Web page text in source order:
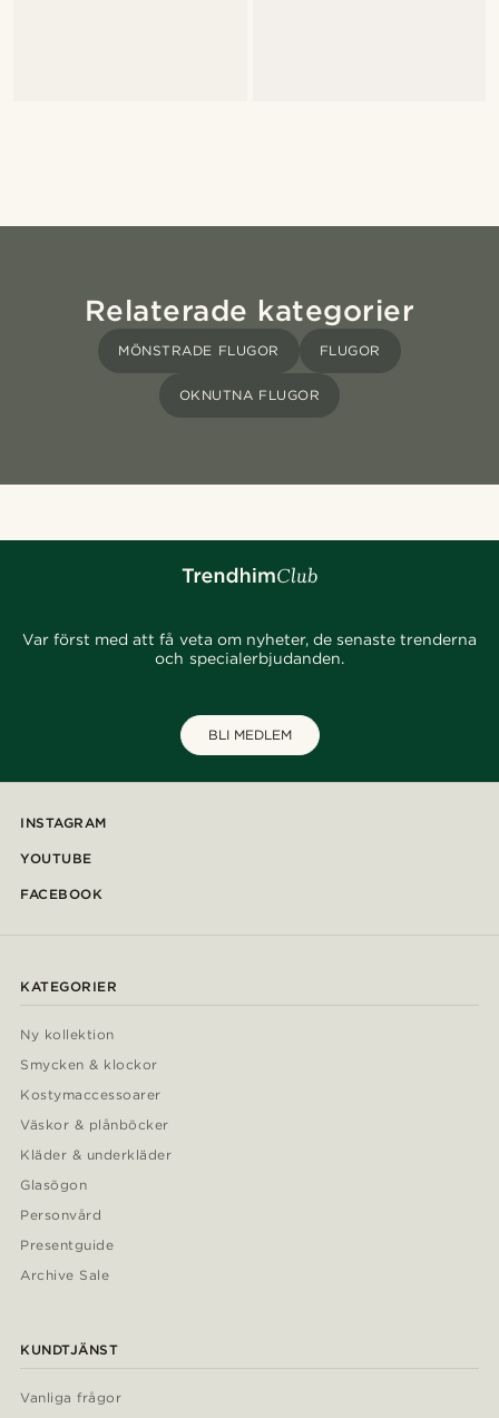
Relaterade kategorier
MÖNSTRADE FLUGOR FLUGOR
OKNUTNA FLUGOR
Var först med att få veta om nyheter, de senaste trenderna
och specialerbjudanden.
BLI MEDLEM
INSTAGRAM
YOUTUBE
FACEBOOK
KATEGORIER
Ny kollektion
Smycken & klockor
Kostymaccessoarer
Väskor & plånböcker
Kläder & underkläder
Glasögon
Personvård
Presentguide
Archive Sale
KUNDTJÄNST
Vanliga frågor